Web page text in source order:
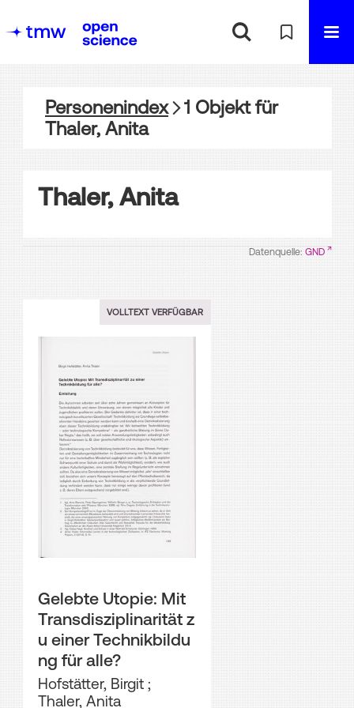
Personenindex 1 Objektfür
Thaler, Anita
Thaler, Anita
Datenquelle: GND
VOLLTEXT VERFÜGBAR
Gelebte Utopie: Mit
Transdisziplinarität z
u einer Technikbildu
ng für alle?
Hofstätter, Birgit;
Thaler, Anita